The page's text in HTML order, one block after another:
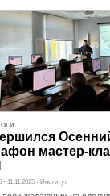
мастер-
• 11.11.2025 - Институт